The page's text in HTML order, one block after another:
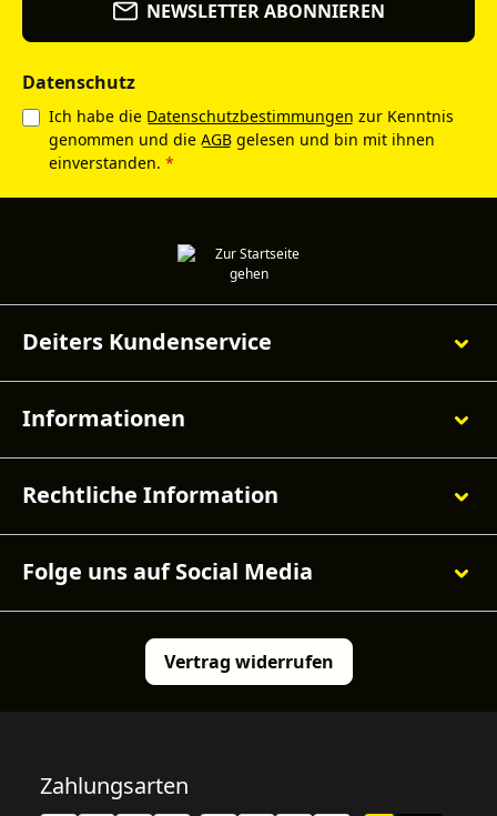
NEWSLETTER ABONNIEREN
Datenschutz
Ich habe die Datenschutzbestimmungen zur Kenntnis
genommen und die AGB gelesen und bin mit ihnen
einverstanden. *
Deiters Kundenservice
Informationen
Rechtliche Information
Folge uns auf Social Media
Vertrag widerrufen
Zahlungsarten